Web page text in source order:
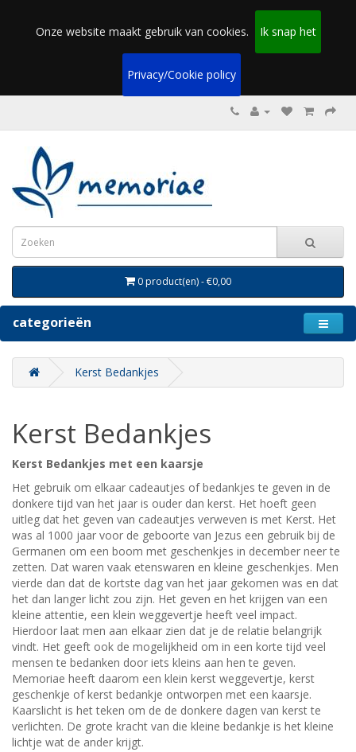
Onze website maakt gebruik van cookies. Ik snap het
Privacy/Cookie policy
0 product(en) - €0,00
categorieën
Kerst Bedankjes
Kerst Bedankjes
Kerst Bedankjes met een kaarsje
Het gebruik om elkaar cadeautjes of bedankjes te geven in de
donkere tijd van het jaar is ouder dan kerst. Het hoeft geen
uitleg dat het geven van cadeautjes verweven is met Kerst. Het
was al 1000 jaar voor de geboorte van Jezus een gebruik bij de
Germanen om een boom met geschenkjes in december neer te
zetten. Dat waren vaak etenswaren en kleine geschenkjes. Men
vierde dan dat de kortste dag van het jaar gekomen was en dat
het dan langer licht zou zijn. Het geven en het krijgen van een
kleine attentie, een klein weggevertje heeft veel impact.
Hierdoor laat men aan elkaar zien dat je de relatie belangrijk
vindt. Het geeft ook de mogelijkheid om in een korte tijd veel
mensen te bedanken door iets kleins aan hen te geven.
Memoriae heeft daarom een klein kerst weggevertje, kerst
geschenkje of kerst bedankje ontworpen met een kaarsje.
Kaarslicht is het teken om de de donkere dagen van kerst te
verlichten. De grote kracht van die kleine bedankje is het kleine
lichtje wat de ander krijgt.